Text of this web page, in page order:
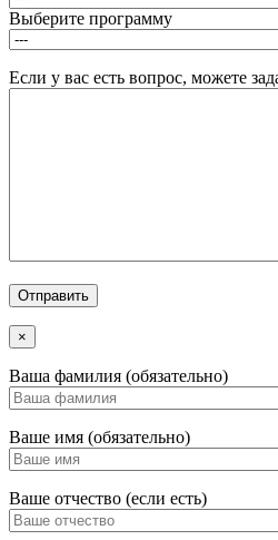
Выберите программу
Если у вас есть вопрос, можете
×
Ваша фамилия (обязательно)
Ваше имя (обязательно)
Ваше отчество (если есть)